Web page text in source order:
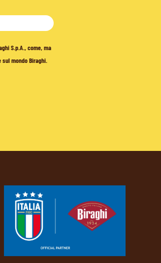
S.p.A., come, ma
mondo Biraghi.